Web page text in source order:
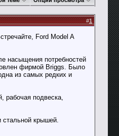
#1
Ford Model A
насыщения потребностей
фирмой Briggs. Было
из самых редких и
рабочая подвеска,
стальной крышей.